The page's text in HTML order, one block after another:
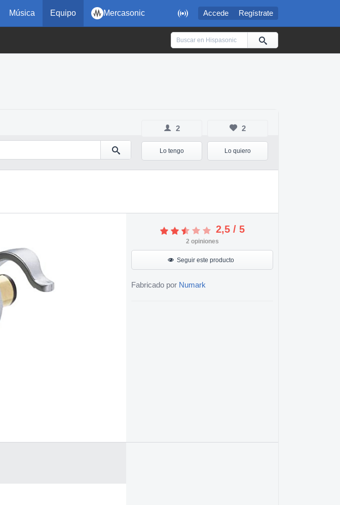
 Accede Regístrate
Música Equipo Mercasonic
2
Lo tengo
2
Lo quiero
2,5/ 5
2 opiniones
Seguir este producto
Fabricado por Numark